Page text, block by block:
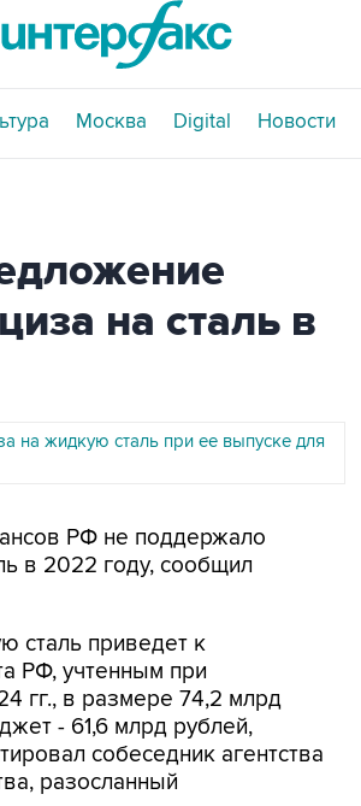
Москва Digital Новости
на сталь в
на жидкую сталь при ее выпуске для
РФ не поддержало
в 2022 году, сообщил
сталь приведет к
РФ, учтенным при
гг., в размере 74,2 млрд
- 61,6 млрд рублей,
собеседник агентства
разосланный